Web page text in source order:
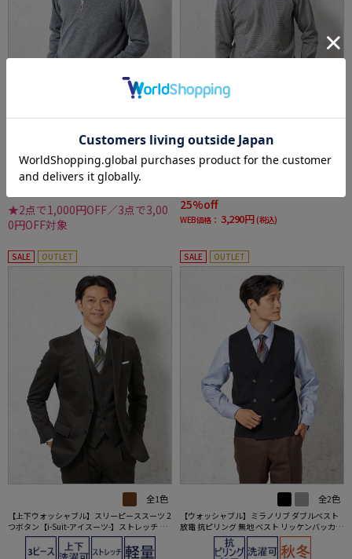
全2色
【TOKYO RUN】 12G天竺 ハーフジップニット
カジュアルインナー ウォッシャブル 抗ピリン
グ 秋冬
★2点で1,000円OFF／3点で3,00
0円OFF対象
【TOKYO RUN】 14G天竺 ミジンボーダークル
25%off
WEB価格： 3,290円 (税込)
SALE OUTLET
全1色
【上下ウォッシャブル】スリーピーススーツ 2
つボタン【i-Suit-アイスーツ-】ストレッチ ニ
ット素材 ガンクラブ リッケンバッカー 秋冬
SALE OUTLET
全2色
【ウォッシャブル】ミラノリブ ダブルベスト
放電 抗ピリング 無地 ベスト リッケンバッカー